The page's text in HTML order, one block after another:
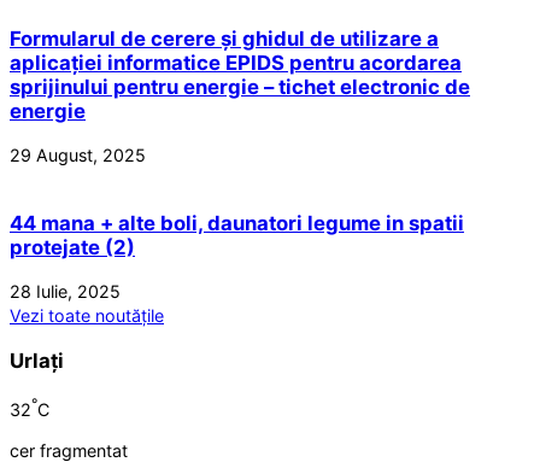
Formularul de cerere și ghidul de utilizare a
aplicației informatice EPIDS pentru acordarea
sprijinului pentru energie – tichet electronic de
energie
29 August, 2025
44 mana + alte boli, daunatori legume in spatii
protejate (2)
28 Iulie, 2025
Vezi toate noutățile
Urlați
32°C
cer fragmentat